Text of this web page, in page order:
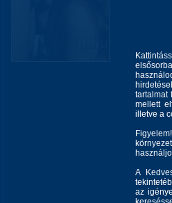
tartalmat
mellett
illetve a
A
az